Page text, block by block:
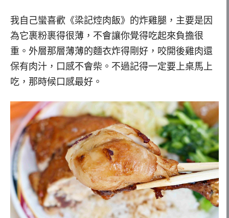
我自己蠻喜歡《梁記焢肉飯》的炸雞腿，主要是因
為它裹粉裹得很薄，不會讓你覺得吃起來負擔很
重。外層那層薄薄的麵衣炸得剛好，咬開後雞肉還
保有肉汁，口感不會柴。不過記得一定要上桌馬上
吃，那時候口感最好。